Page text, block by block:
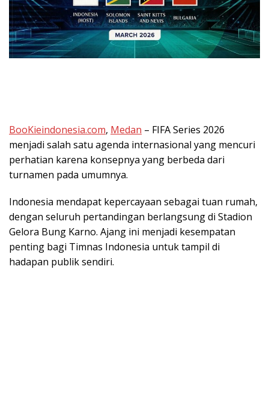
BooKieindonesia.com, Medan – FIFA Series 2026
menjadi salah satu agenda internasional yang mencuri
perhatian karena konsepnya yang berbeda dari
turnamen pada umumnya.
Indonesia mendapat kepercayaan sebagai tuan rumah,
dengan seluruh pertandingan berlangsung di Stadion
Gelora Bung Karno. Ajang ini menjadi kesempatan
penting bagi Timnas Indonesia untuk tampil di
hadapan publik sendiri.